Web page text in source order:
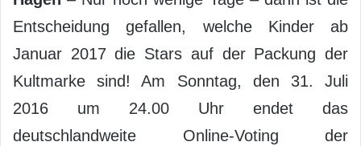
Entscheidung gefallen, welche Kinder ab
Januar 2017 die Stars auf der Packung der
Kultmarke sind! Am Sonntag, den 31. Juli
2016 um 24.00 Uhr endet das
deutschlandweite Online-Voting der